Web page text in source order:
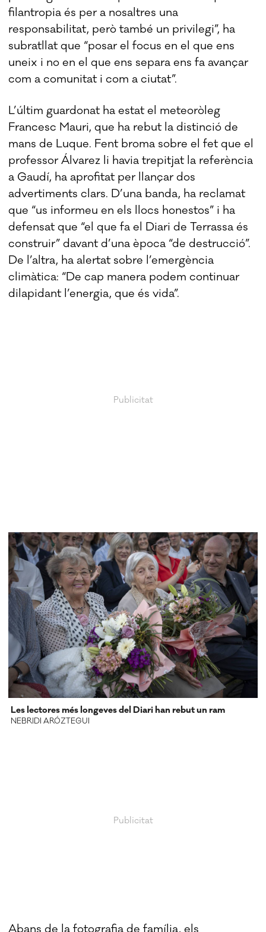
filantropia és per a nosaltres una
responsabilitat, però també un privilegi”, ha
subratllat que “posar el focus en el que ens
uneix i no en el que ens separa ens fa avançar
com a comunitat i com a ciutat”.
L’últim guardonat ha estat el meteoròleg
Francesc Mauri, que ha rebut la distinció de
mans de Luque. Fent broma sobre el fet que el
professor Álvarez li havia trepitjat la referència
a Gaudí, ha aprofitat per llançar dos
advertiments clars. D’una banda, ha reclamat
que “us informeu en els llocs honestos” i ha
defensat que “el que fa el Diari de Terrassa és
construir” davant d’una època “de destrucció”.
De l’altra, ha alertat sobre l’emergència
climàtica: “De cap manera podem continuar
dilapidant l’energia, que és vida”.
Les lectores més longeves del Diari han rebut un ram
NEBRIDI ARÓZTEGUI
Abans de la fotografia de família, els